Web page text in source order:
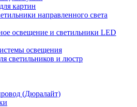
картин
направленного света
освещение и светильники LED
освещения
светильников и люстр
(Дюралайт)